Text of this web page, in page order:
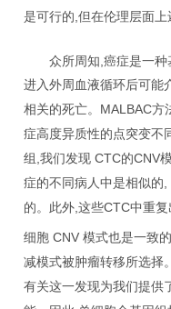
是可行的 但在伦理层面上
众所周知 癌症是一种
进入外周血液循环后可能
相关的死亡。 MALBAC方
症高度异质性的点突变不
组 ,我们发现 CTC的CNV
症的不同病人中是相似的,
的。此外,这些CTC中重复
细胞 CNV 模式也是一致的
减模式被肿瘤转移所选择
有关这一发现为我们提供